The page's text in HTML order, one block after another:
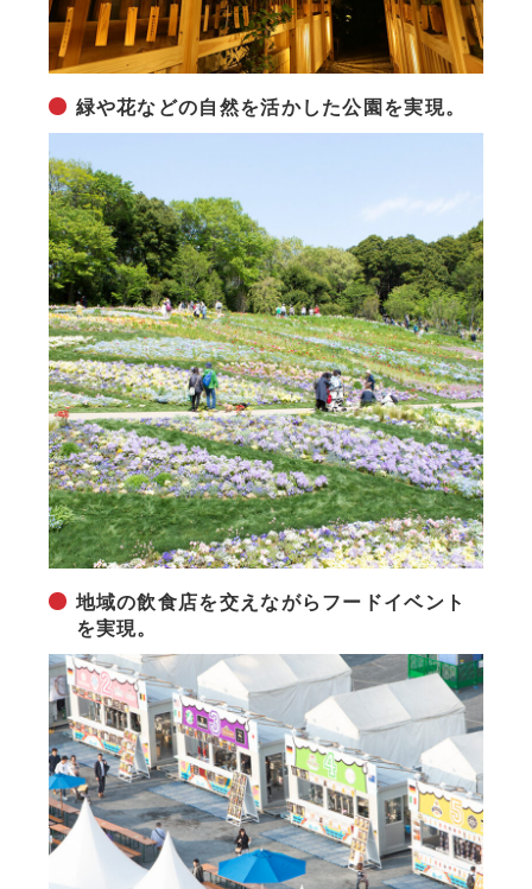
緑や花などの自然を活かした公園を実現。
地域の飲食店を交えながらフードイベント
を実現。